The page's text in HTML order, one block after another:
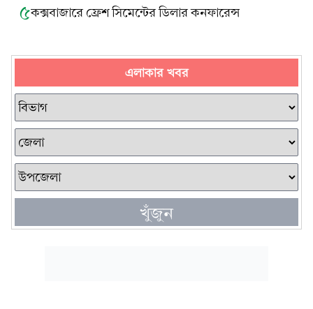
৫কক্সবাজারে ফ্রেশ সিমেন্টের ডিলার কনফারেন্স
এলাকার খবর
খুঁজুন